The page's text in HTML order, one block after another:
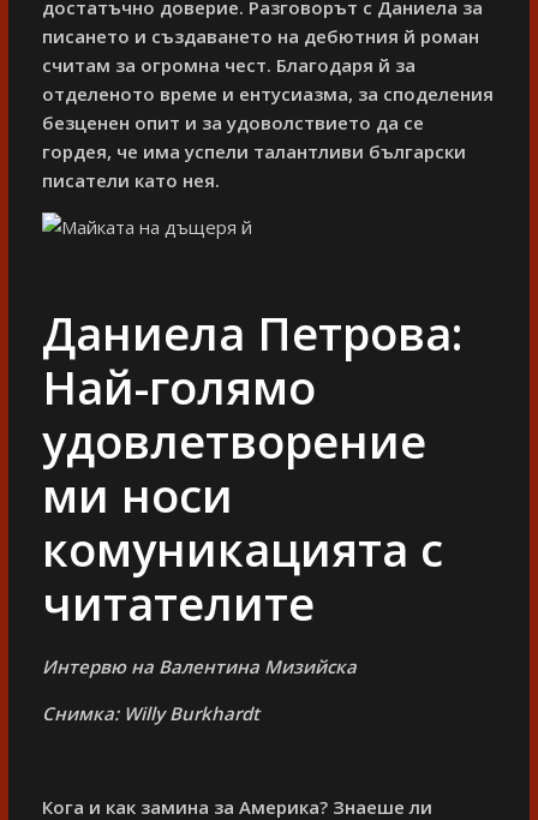
достатъчно доверие. Разговорът с Даниела за
писането и създаването на дебютния й роман
считам за огромна чест. Благодаря й за
отделеното време и ентусиазма, за споделения
безценен опит и за удоволствието да се
гордея, че има успели талантливи български
писатели като нея.
Даниела Петрова:
Най-голямо
удовлетворение
ми носи
комуникацията с
читателите
Интервю на Валентина Мизийска
Снимка: Willy Burkhardt
Кога и как замина за Америка? Знаеше ли